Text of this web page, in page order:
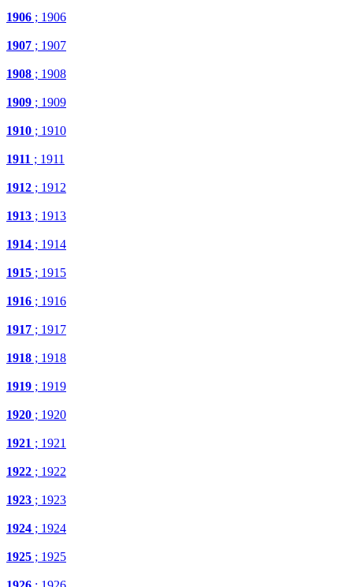
1906 ; 1906
1907 ; 1907
1908 ; 1908
1909 ; 1909
1910 ; 1910
1911 ; 1911
1912 ; 1912
1913 ; 1913
1914 ; 1914
1915 ; 1915
1916 ; 1916
1917 ; 1917
1918 ; 1918
1919 ; 1919
1920 ; 1920
1921 ; 1921
1922 ; 1922
1923 ; 1923
1924 ; 1924
1925 ; 1925